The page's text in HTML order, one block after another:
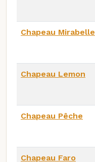
Chapeau Mirabelle
Chapeau Lemon
Chapeau Pêche
Chapeau Faro